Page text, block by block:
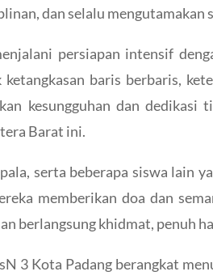
dan selalu
persiapan intensif
baris berbaris,
kesungguhan dan
Barat ini.
serta beberapa siswa lain
memberikan doa dan
berlangsung khidmat, penuh
3 Kota Padang berangkat